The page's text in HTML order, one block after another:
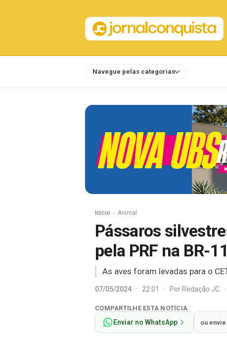
Navegue pelas categorias
Início Animal
Pássaros
pela PRF na BR-
As aves foram levadas para o
07/05/2024 · 22:01 · PorRedação JC ·
COMPARTILHE ESTA NOTÍCIA
Enviar no WhatsApp ou